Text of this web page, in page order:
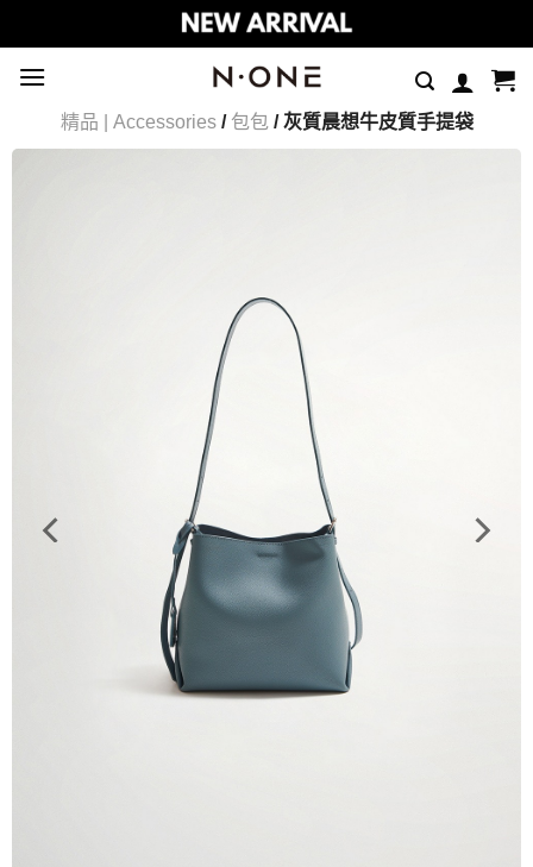
to
content
精品 | Accessories/ 包包/ 灰質晨想牛皮質手提袋